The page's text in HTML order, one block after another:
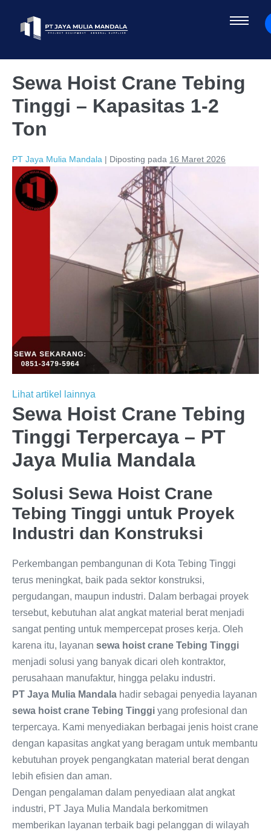
Sewa Hoist Crane Tebing
Tinggi – Kapasitas 1-2
Ton
PT Jaya Mulia Mandala | Diposting pada 16 Maret 2026
Lihat artikel lainnya
Sewa Hoist Crane Tebing
Tinggi Terpercaya – PT
Jaya Mulia Mandala
Solusi Sewa Hoist Crane
Tebing Tinggi untuk Proyek
Industri dan Konstruksi
Perkembangan pembangunan di Kota Tebing Tinggi
terus meningkat, baik pada sektor konstruksi,
pergudangan, maupun industri. Dalam berbagai proyek
tersebut, kebutuhan alat angkat material berat menjadi
sangat penting untuk mempercepat proses kerja. Oleh
karena itu, layanan sewa hoist crane Tebing Tinggi
menjadi solusi yang banyak dicari oleh kontraktor,
perusahaan manufaktur, hingga pelaku industri.
PT Jaya Mulia Mandala hadir sebagai penyedia layanan
sewa hoist crane Tebing Tinggi yang profesional dan
terpercaya. Kami menyediakan berbagai jenis hoist crane
dengan kapasitas angkat yang beragam untuk membantu
kebutuhan proyek pengangkatan material berat dengan
lebih efisien dan aman.
Dengan pengalaman dalam penyediaan alat angkat
industri, PT Jaya Mulia Mandala berkomitmen
memberikan layanan terbaik bagi pelanggan di wilayah